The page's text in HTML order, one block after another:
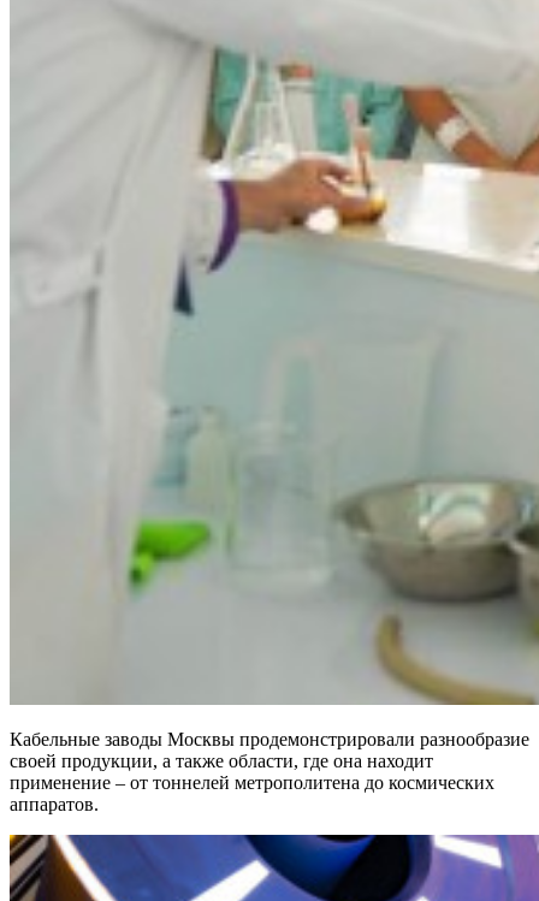
Кабельные заводы Москвы продемонстрировали разнообразие
своей продукции, а также области, где она находит
применение – от тоннелей метрополитена до космических
аппаратов.